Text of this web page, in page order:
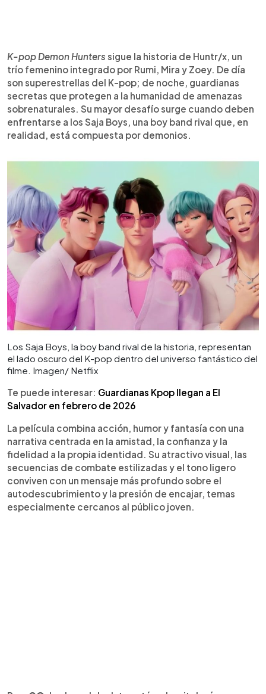
K-pop Demon Hunters sigue la historia de Huntr/x, un
trío femenino integrado por Rumi, Mira y Zoey. De día
son superestrellas del K-pop; de noche, guardianas
secretas que protegen a la humanidad de amenazas
sobrenaturales. Su mayor desafío surge cuando deben
enfrentarse a los Saja Boys, una boy band rival que, en
realidad, está compuesta por demonios.
Los Saja Boys, la boy band rival de la historia, representan
el lado oscuro del K-pop dentro del universo fantástico del
filme. Imagen/ Netflix
Te puede interesar: Guardianas Kpop llegan a El
Salvador en febrero de 2026
La película combina acción, humor y fantasía con una
narrativa centrada en la amistad, la confianza y la
fidelidad a la propia identidad. Su atractivo visual, las
secuencias de combate estilizadas y el tono ligero
conviven con un mensaje más profundo sobre el
autodescubrimiento y la presión de encajar, temas
especialmente cercanos al público joven.